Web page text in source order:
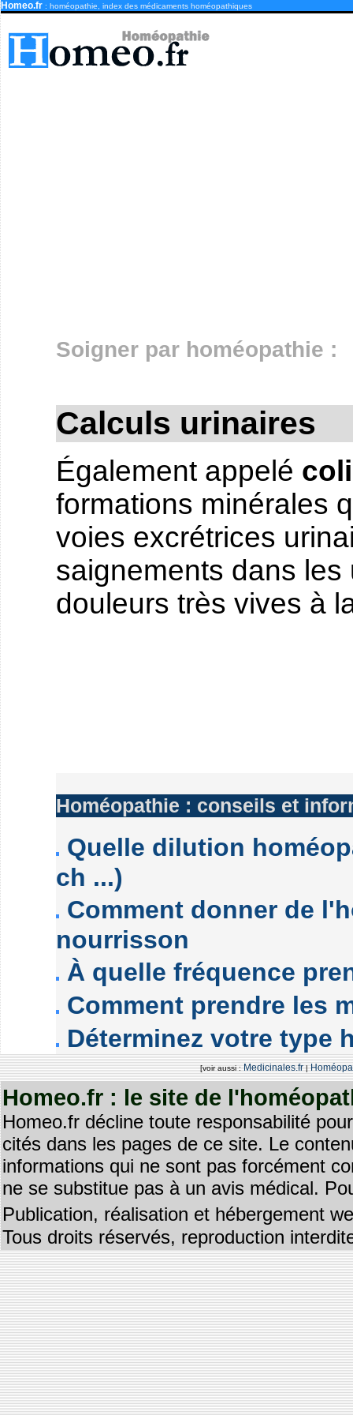
Homeo.fr : homéopathie, index des médicaments homéopathiques
Soigner par homéopathie :
Calculs urinaires
Également appelé
formations minérales
voies excrétrices
saignements dans
douleurs très vives à
Homéopathie : conseils et
Quelle dilution
ch ...)
Comment donner de
nourrisson
À quelle fréquence
Comment prendre les
Déterminez votre type
[voir aussi :Medicinales.fr|
Homeo.fr : le site de
Homeo.fr décline toute responsabilité
cités dans les pages de ce site. Le
informations qui ne sont pas forcément
ne se substitue pas à un avis médical.
Publication, réalisation et hébergement
Tous droits réservés, reproduction